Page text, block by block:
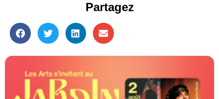
Partagez